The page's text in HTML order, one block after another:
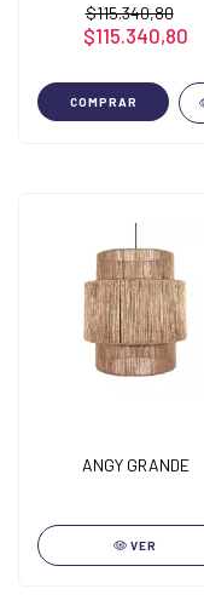
$115.340,80
$115.340,80
COMPRAR
ANGY GRANDE
VER